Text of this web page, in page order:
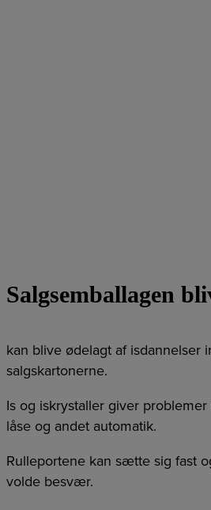
Salgsemballagen
kan blive ødelagt af isdannelser
salgskartonerne.
Is og iskrystaller giver
låse og andet automatik.
Rulleportene kan sætte sig fast
volde besvær.